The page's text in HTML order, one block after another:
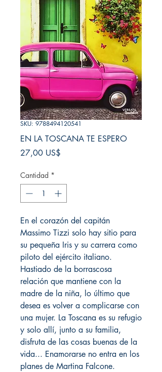
SKU: 9788494120541
EN LA TOSCANA TE ESPERO
27,00 US$
Cantidad *
En el corazón del capitán
Massimo Tizzi solo hay sitio para
su pequeña Iris y su carrera como
piloto del ejército italiano.
Hastiado de la borrascosa
relación que mantiene con la
madre de la niña, lo último que
desea es volver a complicarse con
una mujer. La Toscana es su refugio
y solo allí, junto a su familia,
disfruta de las cosas buenas de la
vida... Enamorarse no entra en los
planes de Martina Falcone.